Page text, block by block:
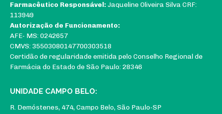
Farmacêutico Responsável:Jaqueline Oliveira Silva CRF:
113949
Autorização de Funcionamento:
AFE- MS: 0242657
CMVS: 35503080147700303518
Certidão de regularidade emitida pelo Conselho Regional de
Farmácia do Estado de São Paulo: 28346
UNIDADE CAMPO BELO:
R. Demóstenes, 474, Campo Belo, São Paulo-SP